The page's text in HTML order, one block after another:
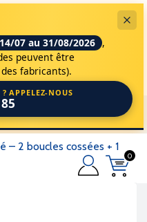
14/07 au 31/08/2026 ,
peuvent être
fabricants).
APPELEZ-NOUS
0
élingues de levage